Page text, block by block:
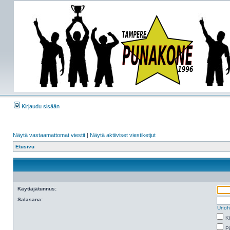
Kirjaudu sisään
Näytä vastaamattomat viestit | Näytä aktiiviset viestiketjut
Etusivu
Käyttäjätunnus:
Salasana: